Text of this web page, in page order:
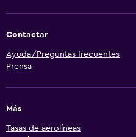
Contactar
Ayuda/Preguntas frecuentes
Prensa
Más
Tasas de aerolíneas